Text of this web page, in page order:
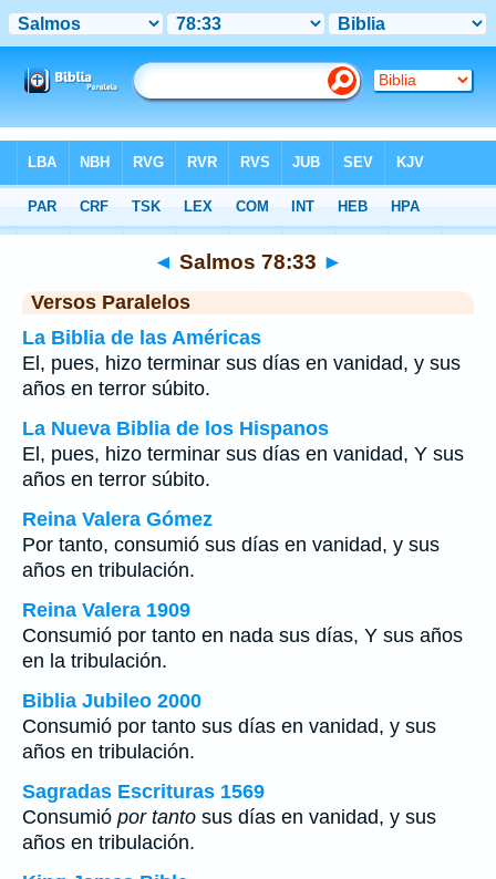
>Salmos Capítulo 78 > Verso 33
◄ Salmos 78:33 ►
Versos Paralelos
La Biblia de las Américas
El, pues, hizo terminar sus días en vanidad, y sus
años en terror súbito.
La Nueva Biblia de los Hispanos
El, pues, hizo terminar sus días en vanidad, Y sus
años en terror súbito.
Reina Valera Gómez
Por tanto, consumió sus días en vanidad, y sus
años en tribulación.
Reina Valera 1909
Consumió por tanto en nada sus días, Y sus años
en la tribulación.
Biblia Jubileo 2000
Consumió por tanto sus días en vanidad, y sus
años en tribulación.
Sagradas Escrituras 1569
Consumió por tanto sus días en vanidad, y sus
años en tribulación.